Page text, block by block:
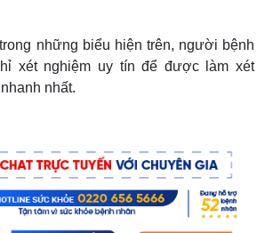
những biểu hiện trên, người bệnh
xét nghiệm uy tín để được làm xét
nhất.